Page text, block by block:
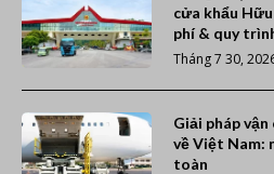
cửa khẩu
phí & quy
Tháng 7 30,
Giải pháp
về Việt Nam:
toàn